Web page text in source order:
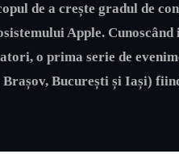
de a crește gradul de
Apple. Cunoscând
o prima serie de
București și Iași)